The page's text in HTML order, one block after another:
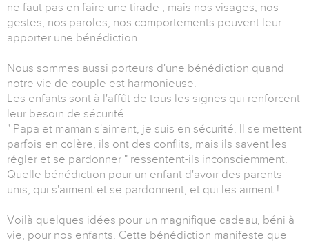
ne faut pas en faire une tirade ; mais nos visages, nos
gestes, nos paroles, nos comportements peuvent leur
apporter une bénédiction.
Nous sommes aussi porteurs d'une bénédiction quand
notre vie de couple est harmonieuse.
Les enfants sont à l'affût de tous les signes qui renforcent
leur besoin de sécurité.
" Papa et maman s'aiment, je suis en sécurité. Il se mettent
parfois en colère, ils ont des conflits, mais ils savent les
régler et se pardonner " ressentent-ils inconsciemment.
Quelle bénédiction pour un enfant d'avoir des parents
unis, qui s'aiment et se pardonnent, et qui les aiment !
Voilà quelques idées pour un magnifique cadeau, béni à
vie, pour nos enfants. Cette bénédiction manifeste que